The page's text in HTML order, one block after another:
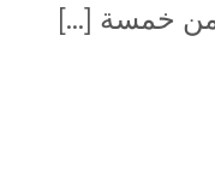
من خمسة […]